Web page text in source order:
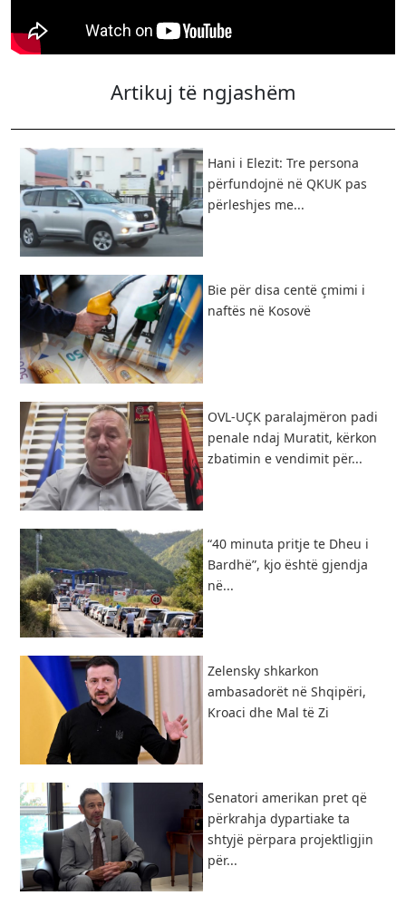
Artikuj të ngjashëm
Hani i Elezit: Tre persona
përfundojnë në QKUK pas
përleshjes me...
Bie për disa centë çmimi i
naftës në Kosovë
OVL-UÇK paralajmëron padi
penale ndaj Muratit, kërkon
zbatimin e vendimit për...
“40 minuta pritje te Dheu i
Bardhë”, kjo është gjendja
në...
Zelensky shkarkon
ambasadorët në Shqipëri,
Kroaci dhe Mal të Zi
Senatori amerikan pret që
përkrahja dypartiake ta
shtyjë përpara projektligjin
për...